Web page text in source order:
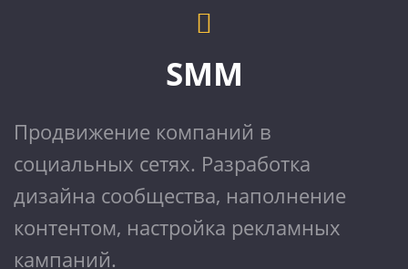
SMM
Продвижение компаний в
социальных сетях. Разработка
дизайна сообщества, наполнение
контентом, настройка рекламных
кампаний.